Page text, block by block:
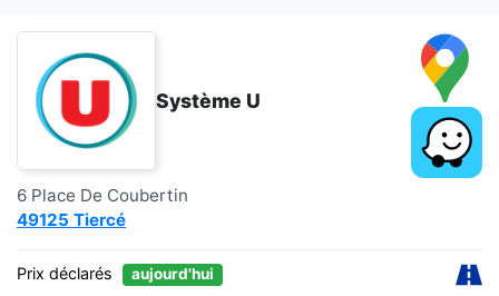
Système U
6 Place De Coubertin
49125 Tiercé
Prix déclarés aujourd'hui